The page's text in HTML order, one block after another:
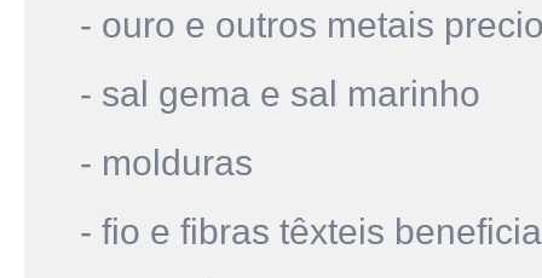
- ouro e outros metais
- sal gema e sal marinho
- molduras
- fio e fibras têxteis